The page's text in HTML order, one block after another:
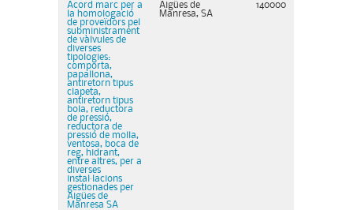
Acord marc per a
la homologació
de proveïdors pel
subministrament
de vàlvules de
diverses
tipologies:
comporta,
papallona,
antiretorn tipus
clapeta,
antiretorn tipus
bola, reductora
de pressió,
reductora de
pressió de molla,
ventosa, boca de
reg, hidrant,
entre altres, per a
diverses
instal·lacions
gestionades per
Aigües de
Manresa SA
Aigües de
Manresa, SA
140000